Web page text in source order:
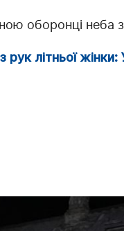
оборонці неба
літньої жінки: